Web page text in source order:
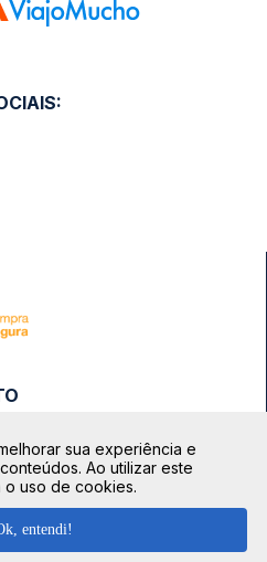
sua experiência e
Ao utilizar este
uso de cookies.
entendi!